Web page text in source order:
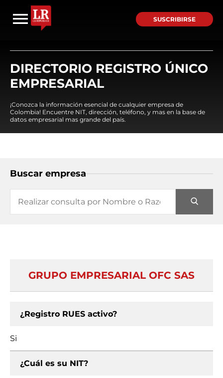
SUSCRIBIRSE
DIRECTORIO REGISTRO ÚNICO
EMPRESARIAL
¡Conozca la información esencial de cualquier empresa de
Colombia! Encuentre NIT, dirección, teléfono, y mas en la base de
datos empresarial mas grande del país.
Buscar empresa
GRUPO EMPRESARIAL OFC SAS
¿Registro RUES activo?
Si
¿Cuál es su NIT?